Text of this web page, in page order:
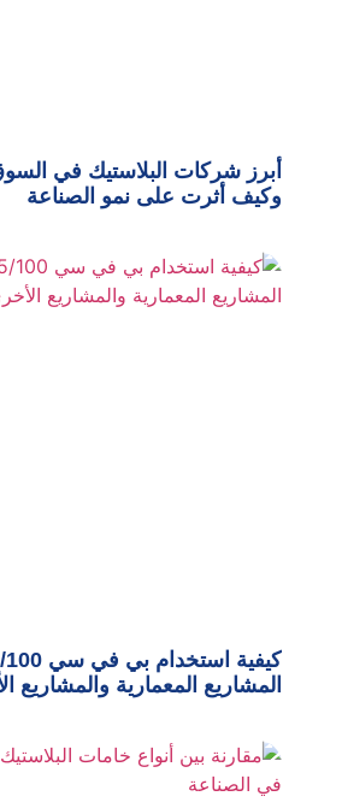
أبرز شركات البلاستيك في
وكيف أثرت على نمو الصناعة
المشاريع المعمارية والمشاريع